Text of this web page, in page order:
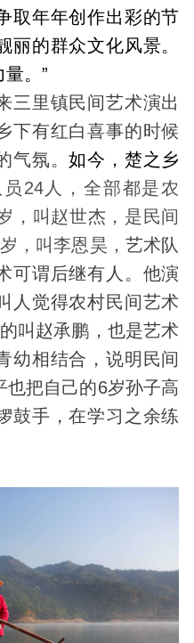
取年年创作出彩的节
丽的群众文化风景。
。”
三里镇民间艺术演出
下有红白喜事的时候
气氛。如今，楚之乡
24人，全部都是农
，叫赵世杰，是民间
，叫李恩昊， 艺术队
可谓后继有人。他演
人觉得农村民间艺术
叫赵承鹏，也是艺术
幼相结合，说明民间
把自己的6岁孙子高
鼓手，在学习之余练